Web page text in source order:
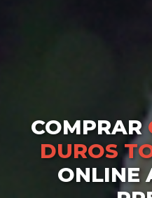
COMPRAR
DUROS
ONLINE